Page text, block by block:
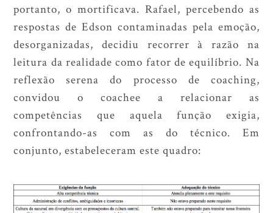
portanto, o mortificava. Rafael, percebendo as
respostas de Edson contaminadas pela emoção,
desorganizadas, decidiu recorrer à razão na
leitura da realidade como fator de equilíbrio. Na
reflexão serena do processo de coaching,
convidou o coachee a relacionar as
competências que aquela função exigia,
confrontando-as com as do técnico. Em
conjunto, estabeleceram este quadro: